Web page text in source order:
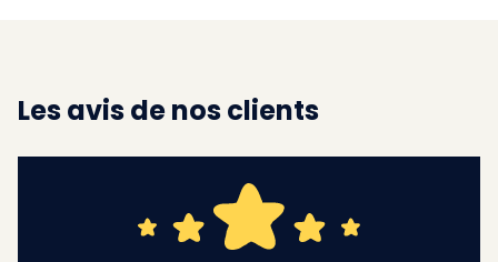
Les avis de nos clients